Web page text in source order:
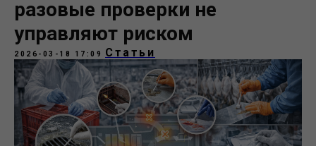
разовые проверки не
управляют риском
2026-03-18 17:09 Статьи